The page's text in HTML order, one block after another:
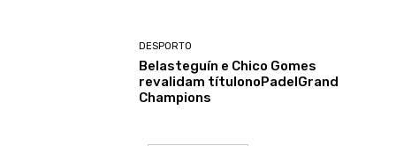
DESPORTO
Belasteguín e Chico Gomes
revalidam títulonoPadelGrand
Champions